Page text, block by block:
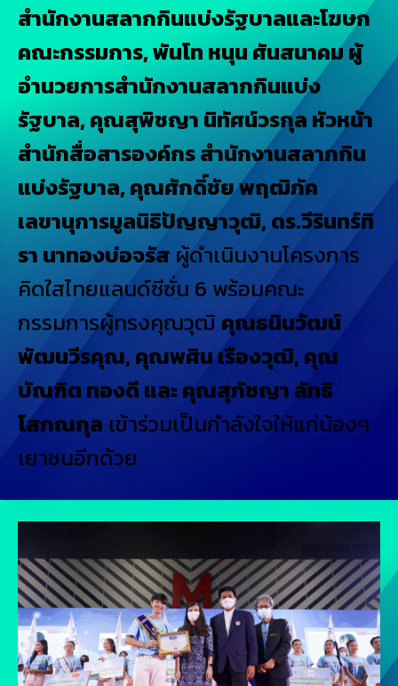
สำนักงานสลากกินแบ่งรัฐบาลและโฆษก
คณะกรรมการ, พันโท หนุน ศันสนาคม ผู้
อำนวยการสำนักงานสลากกินแบ่ง
รัฐบาล, คุณสุพิชญา นิทัศน์วรกุล หัวหน้า
สำนักสื่อสารองค์กร สำนักงานสลากกิน
แบ่งรัฐบาล, คุณศักดิ์ชัย พฤฒิภัค
เลขานุการมูลนิธิปัญญาวุฒิ, ดร.วีรินทร์ทิ
รา นาทองบ่อจรัสผู้ดำเนินงานโครงการ
คิดใสไทยแลนด์ซีซั่น 6 พร้อมคณะ
กรรมการผู้ทรงคุณวุฒิ คุณธนินวัฒน์
พัฒนวีรคุณ, คุณพศิน เรืองวุฒิ, คุณ
บัณฑิต ทองดี และ คุณสุภัชญา ลัทธิ
โสภณกุล เข้าร่วมเป็นกำลังใจให้แก่น้องๆ
เยาชนอีกด้วย